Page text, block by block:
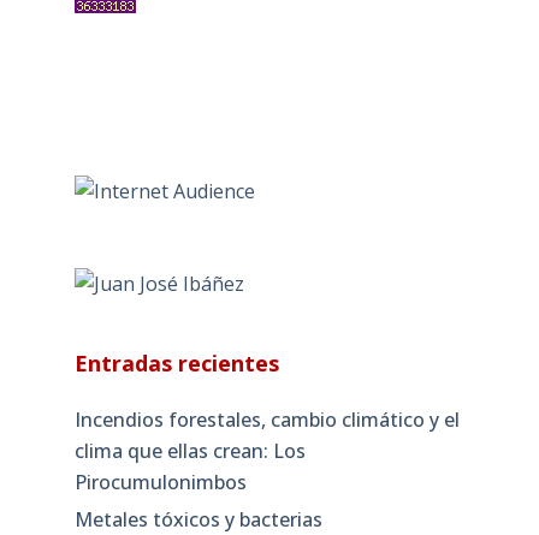
Entradas recientes
Incendios forestales, cambio climático y el
clima que ellas crean: Los
Pirocumulonimbos
Metales tóxicos y bacterias